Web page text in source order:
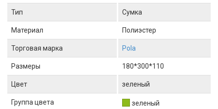
Тип Сумка
Материал Полиэстер
Торговая марка Pola
Размеры 180*300*110
Цвет зеленый
Группа цвета зеленый